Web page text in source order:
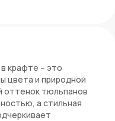
крафте – это
цвета и природной
оттенок тюльпанов
а стильная